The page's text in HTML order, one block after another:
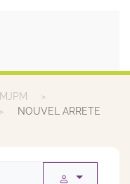
NOUVEL ARRETE